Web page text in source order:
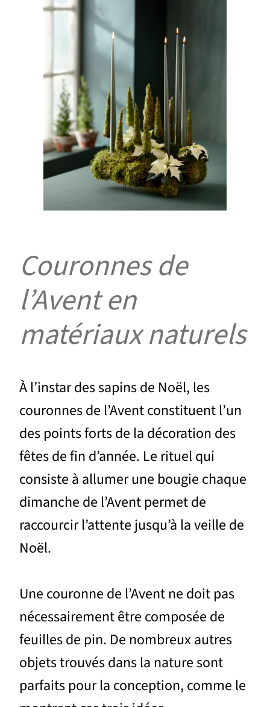
Couronnes de
l’Avent en
matériaux naturels
À l’instar des sapins de Noël, les
couronnes de l’Avent constituent l’un
des points forts de la décoration des
fêtes de fin d’année. Le rituel qui
consiste à allumer une bougie chaque
dimanche de l’Avent permet de
raccourcir l’attente jusqu’à la veille de
Noël.
Une couronne de l’Avent ne doit pas
nécessairement être composée de
feuilles de pin. De nombreux autres
objets trouvés dans la nature sont
parfaits pour la conception, comme le